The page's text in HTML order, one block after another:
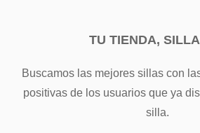
TU TIENDA,
Buscamos las mejores sillas con
positivas de los usuarios que ya
silla.